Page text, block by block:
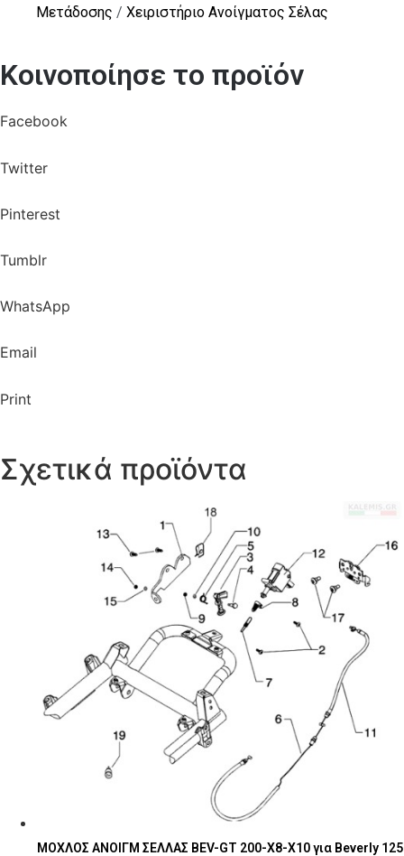
Μετάδοσης / Χειριστήριο Ανοίγματος Σέλας
Κοινοποίησε το προϊόν
Facebook
Twitter
Pinterest
Tumblr
WhatsApp
Email
Print
Σχετικά προϊόντα
ΜΟΧΛΟΣ ΑΝΟΙΓΜ ΣΕΛΛΑΣ BEV-GT 200-X8-Χ10 για Beverly 125